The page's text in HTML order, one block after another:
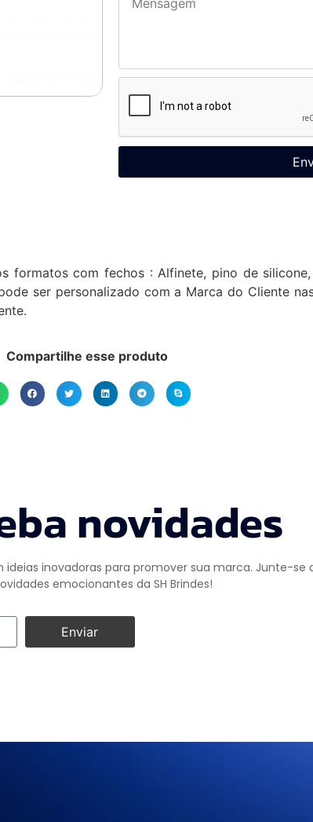
formatos com fechos : Alfinete, pino de
ser personalizado com a Marca do Cliente
Compartilhe esse produto
novidades
inovadoras para promover sua marca. Junte-se
emocionantes da SH Brindes!
Enviar